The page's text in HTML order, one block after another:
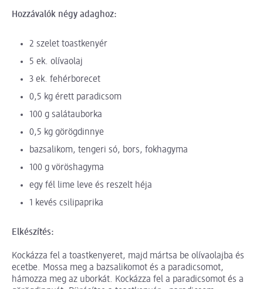
Hozzávalók négy adaghoz:
2 szelet toastkenyér
5 ek. olívaolaj
3 ek. fehérborecet
0,5 kg érett paradicsom
100 g salátauborka
0,5 kg görögdinnye
bazsalikom, tengeri só, bors, fokhagyma
100 g vöröshagyma
egy fél lime leve és reszelt héja
1 kevés csilipaprika
Elkészítés:
Kockázza fel a toastkenyeret, majd mártsa be olívaolajba és
ecetbe. Mossa meg a bazsalikomot és a paradicsomot,
hámozza meg az uborkát. Kockázza fel a paradicsomot és a